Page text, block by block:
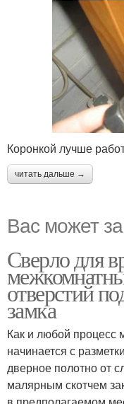
Коронкой лучше
читать дальше →
Вас может
Сверло для
отверстий
замка
Как и любой процесс
начинается с
дверное полотно от
малярным скотчем